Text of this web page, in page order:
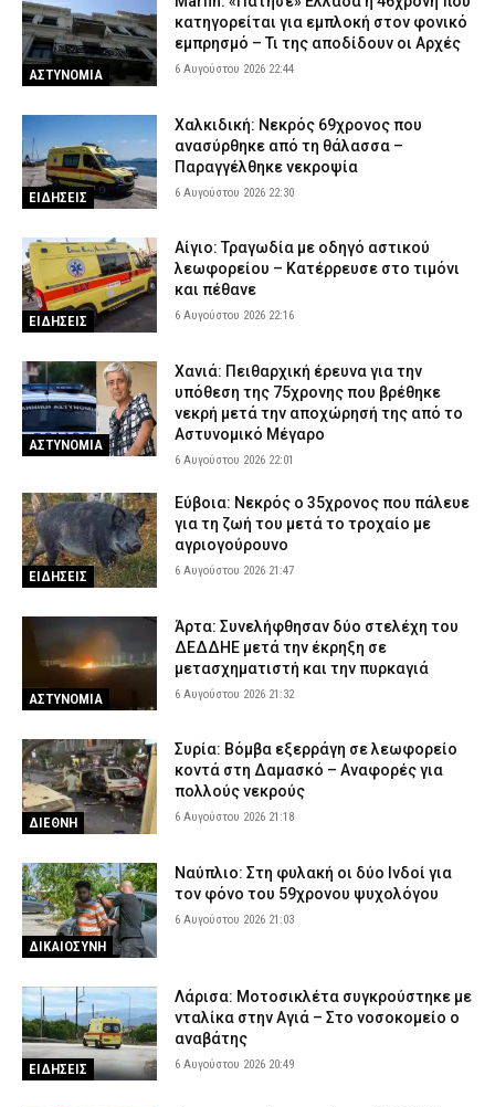
ΑΣΤΥΝΟΜΙΑ
κατηγορείται για εμπλοκή στον φονικό
εμπρησμό – Τι της αποδίδουν οι Αρχές
6 Αυγούστου 2026 22:44
ΕΙΔΗΣΕΙΣ
Χαλκιδική: Νεκρός 69χρονος που
ανασύρθηκε από τη θάλασσα –
Παραγγέλθηκε νεκροψία
6 Αυγούστου 2026 22:30
ΕΙΔΗΣΕΙΣ
Αίγιο: Τραγωδία με οδηγό αστικού
λεωφορείου – Κατέρρευσε στο τιμόνι
και πέθανε
6 Αυγούστου 2026 22:16
ΑΣΤΥΝΟΜΙΑ
Χανιά: Πειθαρχική έρευνα για την
υπόθεση της 75χρονης που βρέθηκε
νεκρή μετά την αποχώρησή της από το
Αστυνομικό Μέγαρο
6 Αυγούστου 2026 22:01
ΕΙΔΗΣΕΙΣ
Εύβοια: Νεκρός ο 35χρονος που πάλευε
για τη ζωή του μετά το τροχαίο με
αγριογούρουνο
6 Αυγούστου 2026 21:47
ΑΣΤΥΝΟΜΙΑ
Άρτα: Συνελήφθησαν δύο στελέχη του
ΔΕΔΔΗΕ μετά την έκρηξη σε
μετασχηματιστή και την πυρκαγιά
6 Αυγούστου 2026 21:32
ΔΙΕΘΝΗ
Συρία: Βόμβα εξερράγη σε λεωφορείο
κοντά στη Δαμασκό – Αναφορές για
πολλούς νεκρούς
6 Αυγούστου 2026 21:18
ΔΙΚΑΙΟΣΥΝΗ
Ναύπλιο: Στη φυλακή οι δύο Ινδοί για
τον φόνο του 59χρονου ψυχολόγου
6 Αυγούστου 2026 21:03
ΕΙΔΗΣΕΙΣ
Λάρισα: Μοτοσικλέτα συγκρούστηκε με
νταλίκα στην Αγιά – Στο νοσοκομείο ο
αναβάτης
6 Αυγούστου 2026 20:49